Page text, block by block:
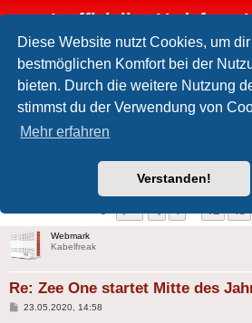
Diese Website nutzt Cookies, um
bestmöglichen Komfort bei der
bieten. Durch die weitere Nutzung
stimmst du der Verwendung von
Mehr erfahren
Verstanden!
Inoffizielles Vodafone-
FAQ
Foren-Übersicht Offtopic
Zee One startet Mitte des
Vorherige
1 12 13
Webmark
Kabelfreak
Re: Zee One startet Mitte des
Beitrag
23.05.2020, 14:58